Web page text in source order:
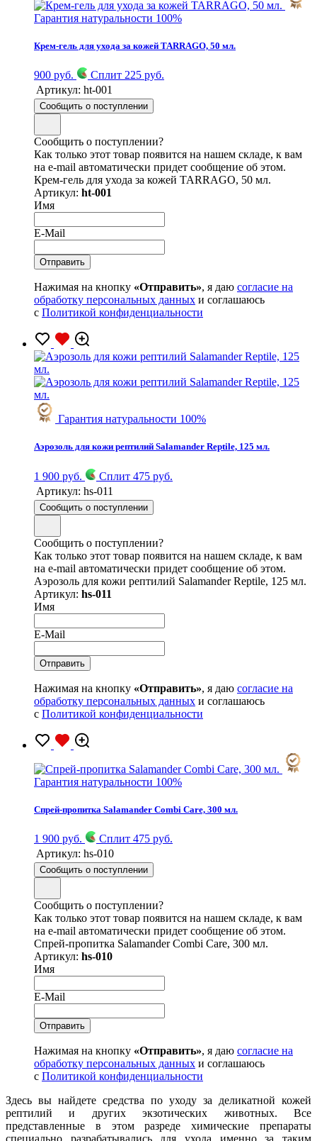
Гарантия натуральности 100%
Крем-гель для ухода за кожей TARRAGO, 50 мл.
900 руб.
Сплит 225 руб.
Артикул: ht-001
Сообщить о поступлении
Сообщить о поступлении?
Как только этот товар появится на нашем складе, к вам
на e-mail автоматически придет сообщение об этом.
Крем-гель для ухода за кожей TARRAGO, 50 мл.
Артикул: ht-001
Имя
E-Mail
Нажимая на кнопку «Отправить», я даю согласие на
обработку персональных данных и соглашаюсь
с Политикой конфиденциальности
Гарантия натуральности 100%
Аэрозоль для кожи рептилий Salamander Reptile, 125 мл.
1 900 руб.
Сплит 475 руб.
Артикул: hs-011
Сообщить о поступлении
Сообщить о поступлении?
Как только этот товар появится на нашем складе, к вам
на e-mail автоматически придет сообщение об этом.
Аэрозоль для кожи рептилий Salamander Reptile, 125 мл.
Артикул: hs-011
Имя
E-Mail
Нажимая на кнопку «Отправить», я даю согласие на
обработку персональных данных и соглашаюсь
с Политикой конфиденциальности
Гарантия натуральности 100%
Cпрей-пропитка Salamander Combi Care, 300 мл.
1 900 руб.
Сплит 475 руб.
Артикул: hs-010
Сообщить о поступлении
Сообщить о поступлении?
Как только этот товар появится на нашем складе, к вам
на e-mail автоматически придет сообщение об этом.
Cпрей-пропитка Salamander Combi Care, 300 мл.
Артикул: hs-010
Имя
E-Mail
Нажимая на кнопку «Отправить», я даю согласие на
обработку персональных данных и соглашаюсь
с Политикой конфиденциальности
Здесь вы найдете средства по уходу за деликатной кожей
рептилий и других экзотических животных. Все
представленные в этом разреде химические препараты
специально разрабатывались для ухода именно за таким